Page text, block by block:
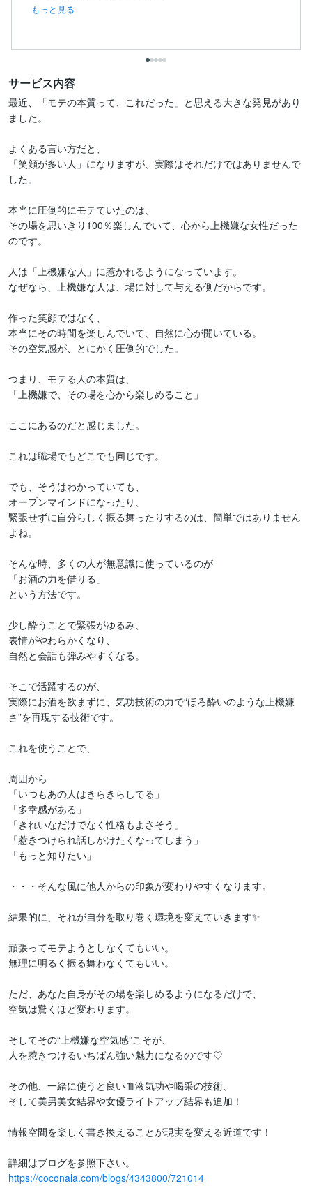
もっと見る
サービス内容
最近、「モテの本質って、これだった」と思える大きな発見があり
ました。
よくある言い方だと、
「笑顔が多い人」になりますが、実際はそれだけではありませんで
した。
本当に圧倒的にモテていたのは、
その場を思いきり100％楽しんでいて、心から上機嫌な女性だった
のです。
人は「上機嫌な人」に惹かれるようになっています。
なぜなら、上機嫌な人は、場に対して与える側だからです。
作った笑顔ではなく、
本当にその時間を楽しんでいて、自然に心が開いている。
その空気感が、とにかく圧倒的でした。
つまり、モテる人の本質は、
「上機嫌で、その場を心から楽しめること」
ここにあるのだと感じました。
これは職場でもどこでも同じです。
でも、そうはわかっていても、
オープンマインドになったり、
緊張せずに自分らしく振る舞ったりするのは、簡単ではありません
よね。
そんな時、多くの人が無意識に使っているのが
「お酒の力を借りる」
という方法です。
少し酔うことで緊張がゆるみ、
表情がやわらかくなり、
自然と会話も弾みやすくなる。
そこで活躍するのが、
実際にお酒を飲まずに、気功技術の力で“ほろ酔いのような上機嫌
さ”を再現する技術です。
これを使うことで、
周囲から
「いつもあの人はきらきらしてる」
「多幸感がある」
「きれいなだけでなく性格もよさそう」
「惹きつけられ話しかけたくなってしまう」
「もっと知りたい」
・・・そんな風に他人からの印象が変わりやすくなります。
結果的に、それが自分を取り巻く環境を変えていきます✨
頑張ってモテようとしなくてもいい。
無理に明るく振る舞わなくてもいい。
ただ、あなた自身がその場を楽しめるようになるだけで、
空気は驚くほど変わります。
そしてその“上機嫌な空気感”こそが、
人を惹きつけるいちばん強い魅力になるのです♡
その他、一緒に使うと良い血液気功や喝采の技術、
そして美男美女結界や女優ライトアップ結界も追加！
情報空間を楽しく書き換えることが現実を変える近道です！
https://coconala.com/blogs/4343800/721014